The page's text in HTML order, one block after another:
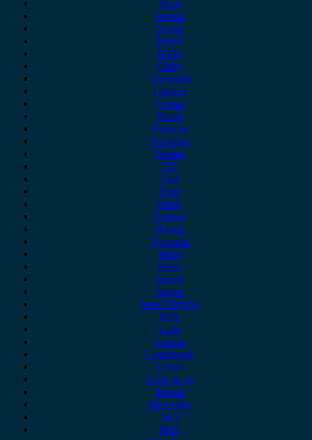
Audi
Austin
Acura
BMW
BYD
Chery
Chevrolet
Citroen
Cupra
Dacia
Daewoo
Daihatsu
Dodge
DS
Fiat
Ford
Geely
Gonow
Honda
Hyundai
Isuzu
iveco
Jaecoo
Jaguar
Jeep Chrysler
KIA
Lada
Lancia
Leapmotor
Lexus
Lynk & co
Mazda
Mercedes
MG
Mini